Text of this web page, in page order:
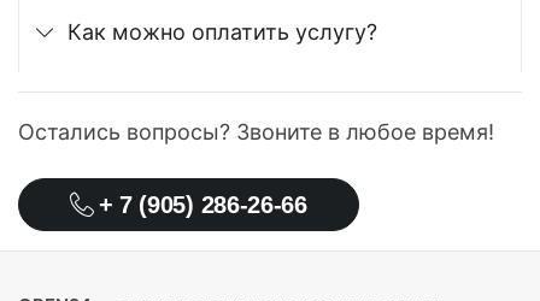
Как можно оплатить услугу?
Остались вопросы? Звоните в любое время!
+ 7 (905) 286-26-66